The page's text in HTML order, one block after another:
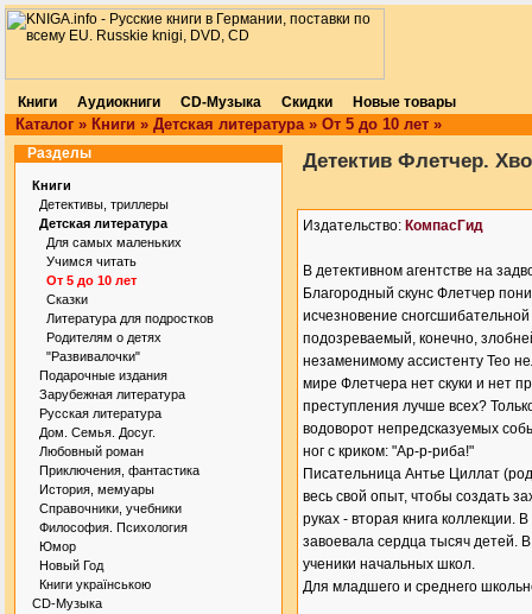
Книги Аудиокниги CD-Музыка Скидки Новые товары
Каталог » Книги » Детская литература» От 5 до 10 лет »
Разделы
Книги
Детективы, триллеры
Детская литература
Для самых маленьких
Учимся читать
От 5 до 10 лет
Сказки
Литература для подростков
Родителям о детях
"Развивалочки"
Подарочные издания
Зарубежная литература
Русская литература
Дом. Семья. Досуг.
Любовный роман
Приключения, фантастика
История, мемуары
Справочники, учебники
Философия. Психология
Юмор
Новый Год
Книги українською
CD-Музыка
Детектив Флетчер.
Издательство: КомпасГид
В детективном агентстве на
Благородный скунс Флетчер
исчезновение
подозреваемый, конечно,
незаменимому ассистенту Тео
мире Флетчера нет скуки и нет
преступления лучше всех?
водоворот непредсказуемых
ног с криком: "Ар-р-риба!"
Писательница Антье Циллат
весь свой опыт, чтобы создать
руках - вторая книга коллекции.
завоевала сердца тысяч детей.
ученики начальных школ.
Для младшего и среднего